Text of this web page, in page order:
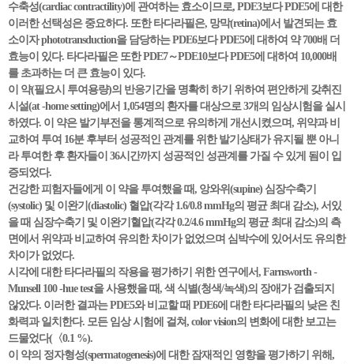
수축성(cardiac contractility)에 관여하는 효소이므로, PDE3보다 PDE5에 대한
이러한 선택성은 중요하다. 또한 타다라필은, 망막(retina)에서 발견되는 효
소이자 phototransduction을 담당하는 PDE6보다 PDE5에 대하여 약 700배 더
효능이 있다. 타다라필은 또한 PDE7～PDE10보다 PDE5에 대하여 10,000배
를 초과하는 더 큰 효능이 있다.
이 약(필요시 투여용량)의 반응기간을 명확히 하기 위하여 편안하게 갖취진
시설(at -home setting)에서 1,054명의 환자를 대상으로 3개의 임상시험을 실시
하였다. 이 약은 발기부전을 통계적으로 유의하게 개선시켰으며, 위약과 비
교하여 투여 16분 후부터 성공적인 관계를 위한 발기상태가 유지될 뿐 아니
라 투여한 후 환자들이 36시간까지 성공적인 성관계를 가질 수 있게 됨이 입
증되었다.
건강한 피험자들에게 이 약을 투여했을 때, 앙와위(supine) 심장수축기
(systolic) 및 이완기(diastolic) 혈압(각각 1.6/0.8 mmHg의 평균 최대 감소), 서있
을 때 심장수축기 및 이완기혈압(각각 0.2/4.6 mmHg의 평균 최대 감소)의 측
면에서 위약과 비교하여 유의한 차이가 없었으며 심박수에 있어서도 유의한
차이가 없었다.
시각에 대한 타다라필의 작용을 평가하기 위한 연구에서, Farnsworth -
Munsell 100 -hue test을 사용했을 때, 색 식별(청색/녹색)의 장애가 검출되지
않았다. 이러한 결과는 PDE5와 비교할 때 PDE6에 대한 타다라필의 낮은 친
화력과 일치한다. 모든 임상 시험에 걸쳐, color vision의 변화에 대한 보고는
드물었다(〈0.1 %).
이 약의 정자형성(spermatogenesis)에 대한 잠재적인 영향을 평가하기 위해,